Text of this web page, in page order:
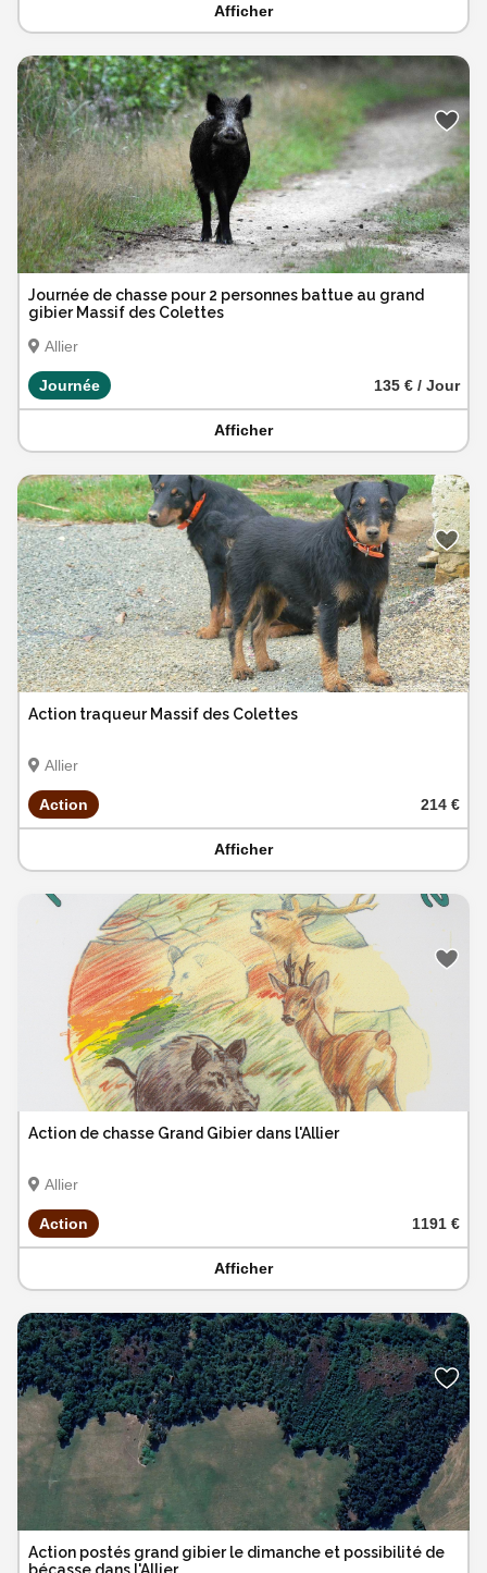
Afficher
Journée de chasse pour 2 personnes battue au grand
gibier Massif des Colettes
Allier
Journée 135 € / Jour
Afficher
Action traqueur Massif des Colettes
Allier
Action 214 €
Afficher
Action de chasse Grand Gibier dans l'Allier
Allier
Action 1191 €
Afficher
Action postés grand gibier le dimanche et possibilité de